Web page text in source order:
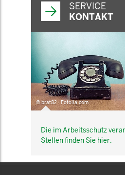
SERVICE
KONTAKT
© brat82 - Fotolia.com
Die im Arbeitsschutz
Stellen finden Sie hier.